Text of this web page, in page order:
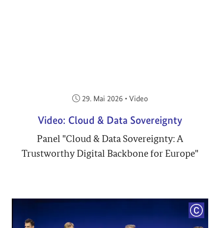
Veröffentlicht am:
29. Mai 2026 • Video
Video: Cloud & Data Sovereignty
Panel "Cloud & Data Sovereignty: A
Trustworthy Digital Backbone for Europe"